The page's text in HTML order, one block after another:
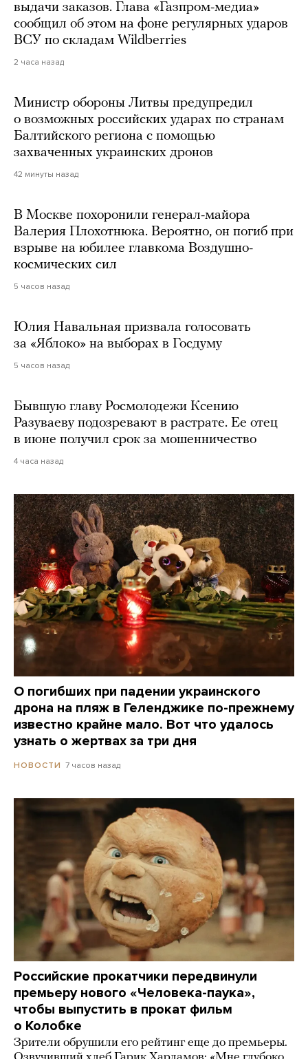
выдачи заказов. Глава «Газпром-медиа»
сообщил об этом на фоне регулярных ударов
ВСУ по складам Wildberries
2 часа назад
Министр обороны Литвы предупредил
о возможных российских ударах по странам
Балтийского региона с помощью
захваченных украинских дронов
42 минуты назад
В Москве похоронили генерал-майора
Валерия Плохотнюка. Вероятно, он погиб при
взрыве на юбилее главкома Воздушно-
космических сил
5 часов назад
Юлия Навальная призвала голосовать
за «Яблоко» на выборах в Госдуму
5 часов назад
Бывшую главу Росмолодежи Ксению
Разуваеву подозревают в растрате. Ее отец
в июне получил срок за мошенничество
4 часа назад
О погибших при падении украинского
дрона на пляж в Геленджике по-прежнему
известно крайне мало. Вот что удалось
узнать о жертвах за три дня
НОВОСТИ 7 часов назад
Российские прокатчики передвинули
премьеру нового «Человека-паука»,
чтобы выпустить в прокат фильм
о Колобке
Зрители обрушили его рейтинг еще до премьеры.